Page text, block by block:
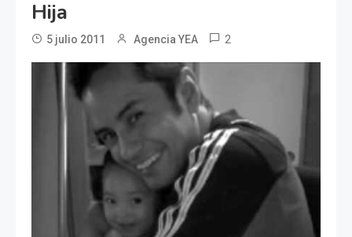
Hija
5 julio 2011 Agencia YEA 2